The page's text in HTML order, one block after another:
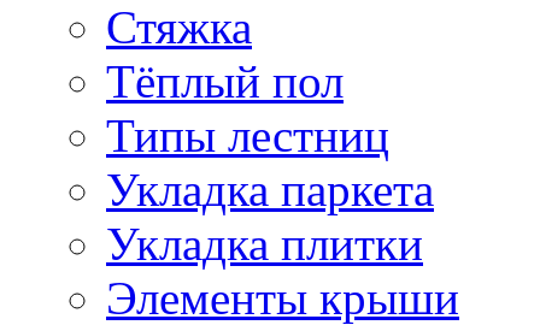
Стяжка
Тёплый пол
Типы лестниц
Укладка паркета
Укладка плитки
Элементы крыши